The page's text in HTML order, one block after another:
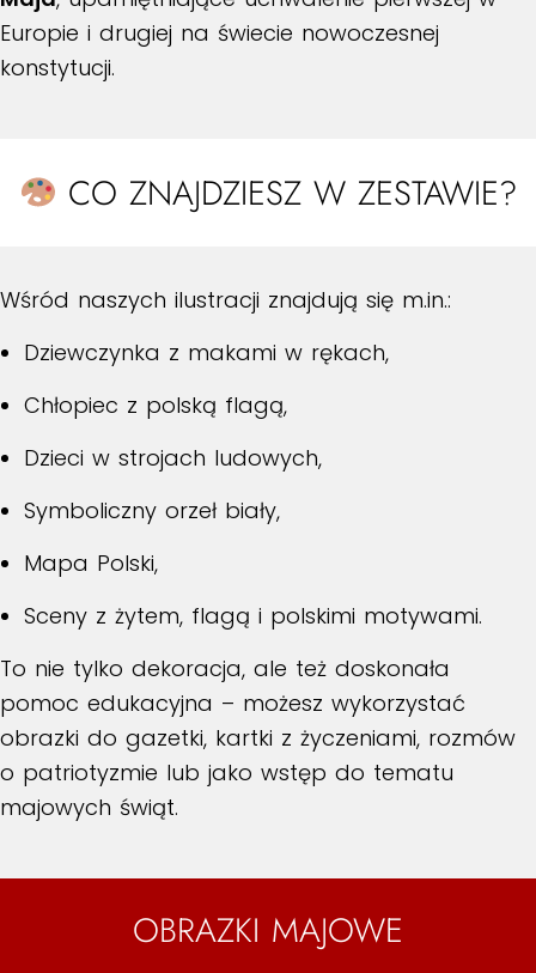
Europie i drugiej na świecie nowoczesnej
konstytucji.
CO ZNAJDZIESZ W ZESTAWIE?
Wśród naszych ilustracji znajdują się m.in.:
Dziewczynka z makami w rękach,
Chłopiec z polską flagą,
Dzieci w strojach ludowych,
Symboliczny orzeł biały,
Mapa Polski,
Sceny z żytem, flagą i polskimi motywami.
To nie tylko dekoracja, ale też doskonała
pomoc edukacyjna – możesz wykorzystać
obrazki do gazetki, kartki z życzeniami, rozmów
o patriotyzmie lub jako wstęp do tematu
majowych świąt.
OBRAZKI MAJOWE